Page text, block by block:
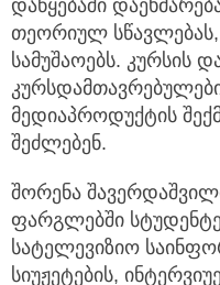
დაწყებაში
თეორიულ
სამუშაოებს. კურსის
მედიაპროდუქტის
შეძლებენ.
შორენა
ფარგლებში
სატელევიზიო
სიუჟეტების,